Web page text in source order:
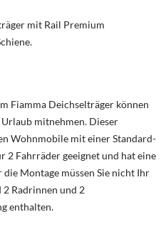
mit Rail Premium
Fiamma Deichselträger können
mitnehmen. Dieser
Wohnmobile mit einer Standard-
2 Fahrräder geeignet und hat eine
Montage müssen Sie nicht Ihr
Radrinnen und 2
enthalten.